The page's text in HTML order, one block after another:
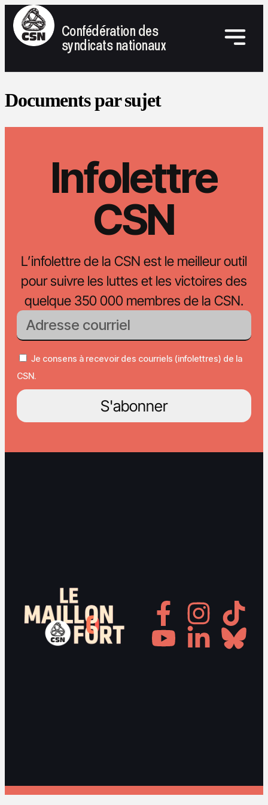
Confédération des
syndicats nationaux
Documents par sujet
Infolettre
CSN
L’infolettre de la CSN est le meilleur outil
pour suivre les luttes et les victoires des
quelque 350 000 membres de la CSN.
Je consens à recevoir des courriels (infolettres) de la
CSN.
S'abonner